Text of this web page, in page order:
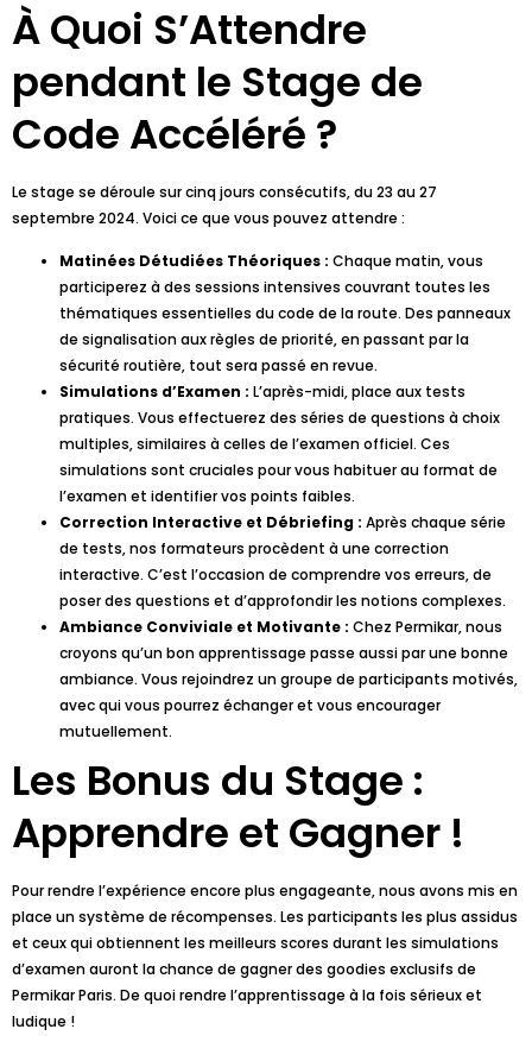
À Quoi S’Attendre
pendant le Stage de
Code Accéléré ?
Le stage se déroule sur cinq jours consécutifs, du 23 au 27
septembre 2024. Voici ce que vous pouvez attendre :
Matinées Détudiées Théoriques : Chaque matin, vous
participerez à des sessions intensives couvrant toutes les
thématiques essentielles du code de la route. Des panneaux
de signalisation aux règles de priorité, en passant par la
sécurité routière, tout sera passé en revue.
Simulations d’Examen : L’après-midi, place aux tests
pratiques. Vous effectuerez des séries de questions à choix
multiples, similaires à celles de l’examen officiel. Ces
simulations sont cruciales pour vous habituer au format de
l’examen et identifier vos points faibles.
Correction Interactive et Débriefing : Après chaque série
de tests, nos formateurs procèdent à une correction
interactive. C’est l’occasion de comprendre vos erreurs, de
poser des questions et d’approfondir les notions complexes.
Ambiance Conviviale et Motivante : Chez Permikar, nous
croyons qu’un bon apprentissage passe aussi par une bonne
ambiance. Vous rejoindrez un groupe de participants motivés,
avec qui vous pourrez échanger et vous encourager
mutuellement.
Les Bonus du Stage :
Apprendre et Gagner !
Pour rendre l’expérience encore plus engageante, nous avons mis en
place un système de récompenses. Les participants les plus assidus
et ceux qui obtiennent les meilleurs scores durant les simulations
d’examen auront la chance de gagner des goodies exclusifs de
Permikar Paris. De quoi rendre l’apprentissage à la fois sérieux et
ludique !